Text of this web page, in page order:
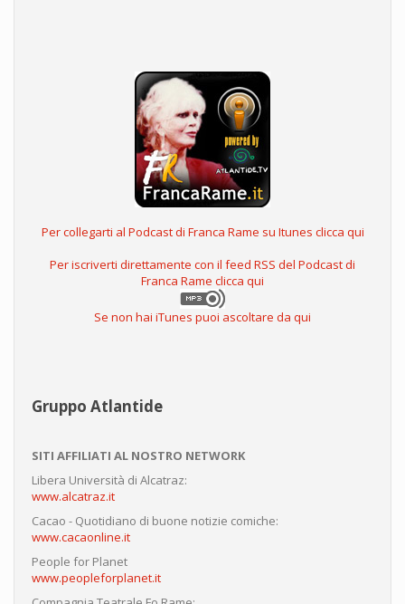
Per collegarti al Podcast di Franca Rame su Itunes clicca qui
Per iscriverti direttamente con il feed RSS del Podcast di
Franca Rame clicca qui
Se non hai iTunes puoi ascoltare da qui
Gruppo Atlantide
SITI AFFILIATI AL NOSTRO NETWORK
Libera Università di Alcatraz:
www.alcatraz.it
Cacao - Quotidiano di buone notizie comiche:
www.cacaonline.it
People for Planet
www.peopleforplanet.it